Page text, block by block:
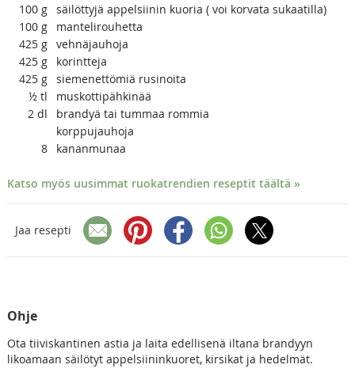
100 g säilöttyjä appelsiinin kuoria ( voi korvata sukaatilla)
100 g
mantelirouhetta
425 g vehnäjauhoja
425 g
korintteja
425 g siemenettömiä rusinoita
½ tl
muskottipähkinää
2 dl
brandyä tai tummaa rommia
korppujauhoja
8
kananmunaa
Katso myös uusimmat ruokatrendien reseptit täältä »
Jaa resepti
Ohje
Ota tiiviskantinen astia ja laita edellisenä iltana brandyyn
likoamaan säilötyt appelsiininkuoret, kirsikat ja hedelmät.